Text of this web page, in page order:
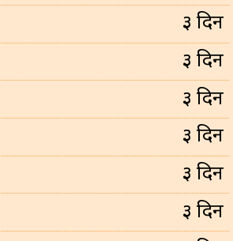
३ दिन
३ दिन
३ दिन
३ दिन
३ दिन
३ दिन